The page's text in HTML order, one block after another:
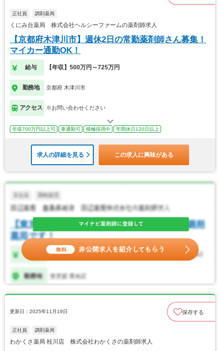
正社員 調剤薬局
くにみ台薬局 株式会社ヘルシーファームの薬剤師求人
【京都府木津川市】週休2日の常勤薬剤師さん募集！
マイカー通勤OK！
給与 【年収】500万円～725万円
勤務地 京都府 木津川市
アクセス ※お問い合わせください
年収700万円以上可 車通勤可 積極採用中 年間休日120日以上
求人の詳細を見る この求人に興味がある
更新日：2025年11月19日 保存する
正社員 調剤薬局
わかくさ薬局 桂川店 株式会社わかくさの薬剤師求人